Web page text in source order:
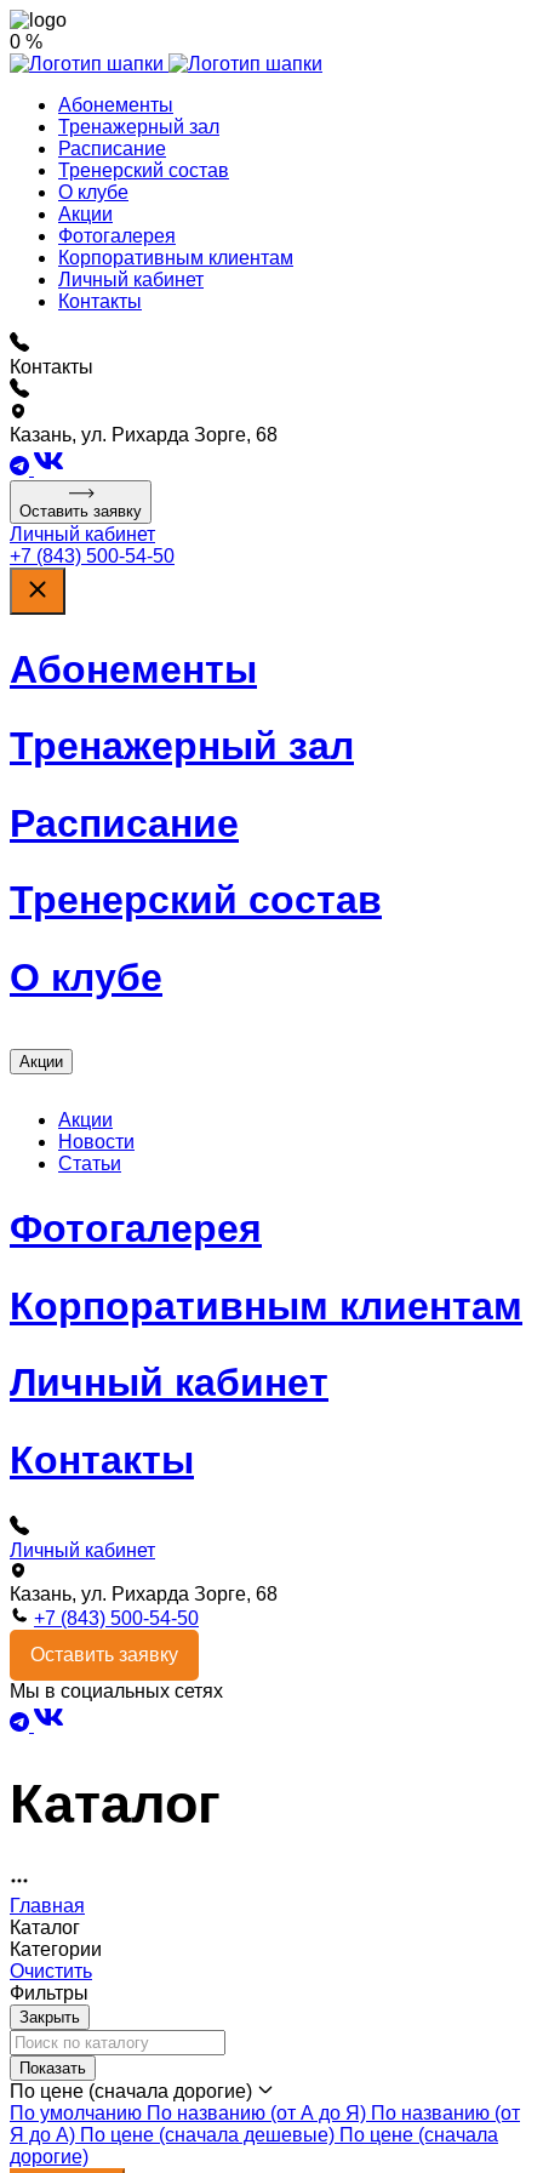
0 %
Абонементы
Тренажерный зал
Расписание
Тренерский состав
О клубе
Акции
Фотогалерея
Корпоративным клиентам
Личный кабинет
Контакты
Контакты
Казань, ул. Рихарда Зорге, 68
Оставить заявку
Личный кабинет
+7 (843) 500-54-50
Абонементы
Тренажерный зал
Расписание
Тренерский состав
О клубе
Акции
Акции
Новости
Статьи
Фотогалерея
Корпоративным клиентам
Личный кабинет
Контакты
Личный кабинет
Казань, ул. Рихарда Зорге, 68
+7 (843) 500-54-50
Оставить заявку
Мы в социальных сетях
Каталог
Главная
Каталог
Категории
Очистить
Фильтры
Закрыть
Показать
По цене (сначала дорогие)
По умолчанию По названию (от А до Я) По названию (от
Я до А) По цене (сначала дешевые) По цене (сначала
дорогие)